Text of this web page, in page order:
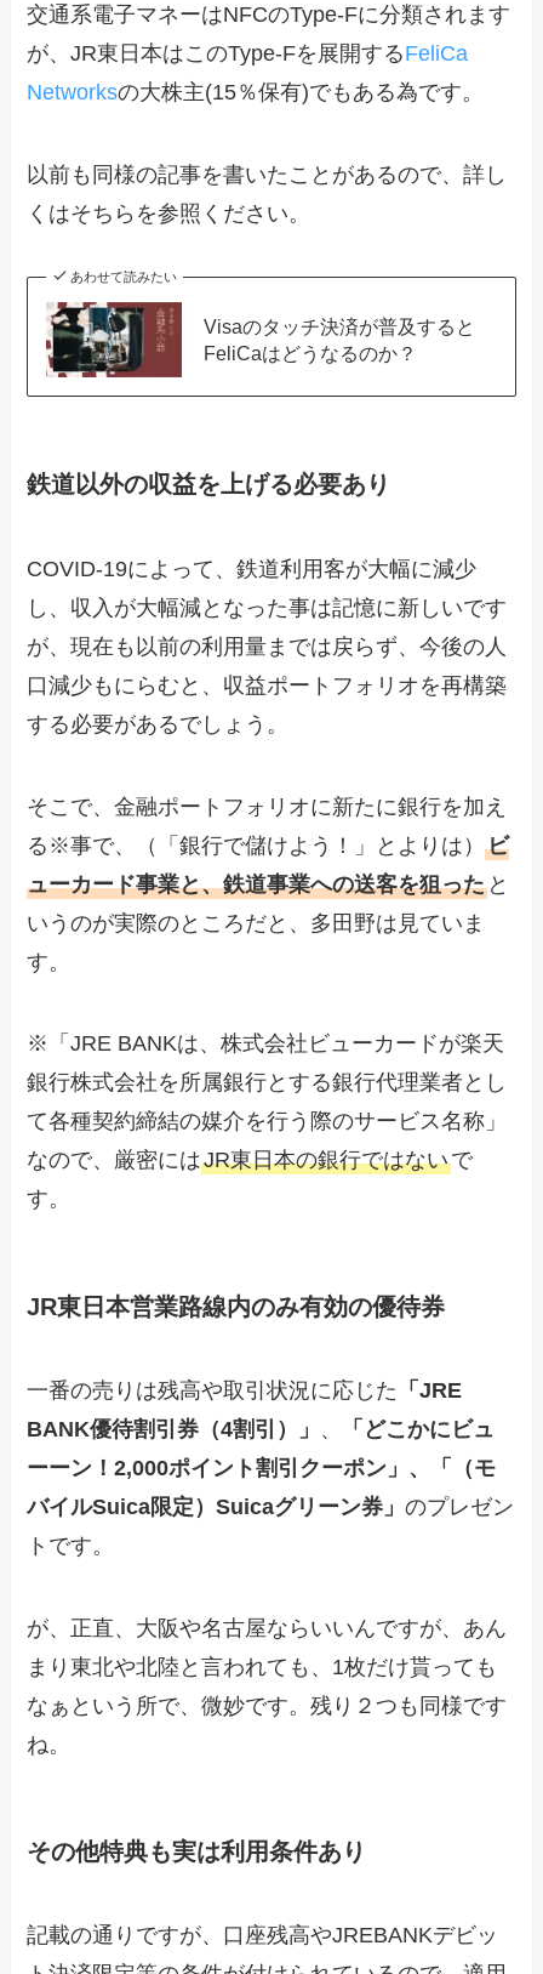
交通系電子マネーはNFCのType-Fに分類されます
が、JR東日本はこのType-Fを展開するFeliCa
Networksの大株主(15％保有)でもある為です。
以前も同様の記事を書いたことがあるので、詳し
くはそちらを参照ください。
あわせて読みたい
Visaのタッチ決済が普及すると
FeliCaはどうなるのか？
鉄道以外の収益を上げる必要あり
COVID-19によって、鉄道利用客が大幅に減少
し、収入が大幅減となった事は記憶に新しいです
が、現在も以前の利用量までは戻らず、今後の人
口減少もにらむと、収益ポートフォリオを再構築
する必要があるでしょう。
そこで、金融ポートフォリオに新たに銀行を加え
る※事で、（「銀行で儲けよう！」とよりは）ビ
ューカード事業と、鉄道事業への送客を狙った と
いうのが実際のところだと、多田野は見ていま
す。
※「JRE BANKは、株式会社ビューカードが楽天
銀行株式会社を所属銀行とする銀行代理業者とし
て各種契約締結の媒介を行う際のサービス名称」
なので、厳密にはJR東日本の銀行ではないで
す。
JR東日本営業路線内のみ有効の優待券
一番の売りは残高や取引状況に応じた 「JRE
BANK優待割引券（4割引）」 、
「どこかにビュ
ーーン！2,000ポイント割引クーポン」、「（モ
バイルSuica限定）Suicaグリーン券」のプレゼン
トです。
が、正直、大阪や名古屋ならいいんですが、あん
まり東北や北陸と言われても、1枚だけ貰っても
なぁという所で、微妙です。残り２つも同様です
ね。
その他特典も実は利用条件あり
記載の通りですが、口座残高やJREBANKデビッ